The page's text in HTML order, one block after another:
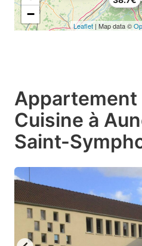
−
Leaflet | Map data ©
Appartement
Cuisine à
Saint-